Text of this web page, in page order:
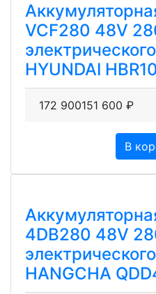
VCF280 48V
HYUNDAI
172 900151 600 ₽
В
4DB280 48V
HANGCHA